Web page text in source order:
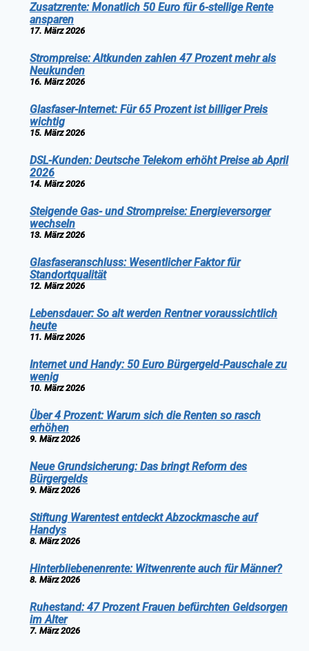
Zusatzrente: Monatlich 50 Euro für 6-stellige Rente
ansparen
17. März 2026
Strompreise: Altkunden zahlen 47 Prozent mehr als
Neukunden
16. März 2026
Glasfaser-Internet: Für 65 Prozent ist billiger Preis
wichtig
15. März 2026
DSL-Kunden: Deutsche Telekom erhöht Preise ab April
2026
14. März 2026
Steigende Gas- und Strompreise: Energieversorger
wechseln
13. März 2026
Glasfaseranschluss: Wesentlicher Faktor für
Standortqualität
12. März 2026
Lebensdauer: So alt werden Rentner voraussichtlich
heute
11. März 2026
Internet und Handy: 50 Euro Bürgergeld-Pauschale zu
wenig
10. März 2026
Über 4 Prozent: Warum sich die Renten so rasch
erhöhen
9. März 2026
Neue Grundsicherung: Das bringt Reform des
Bürgergelds
9. März 2026
Stiftung Warentest entdeckt Abzockmasche auf
Handys
8. März 2026
Hinterbliebenenrente: Witwenrente auch für Männer?
8. März 2026
Ruhestand: 47 Prozent Frauen befürchten Geldsorgen
im Alter
7. März 2026